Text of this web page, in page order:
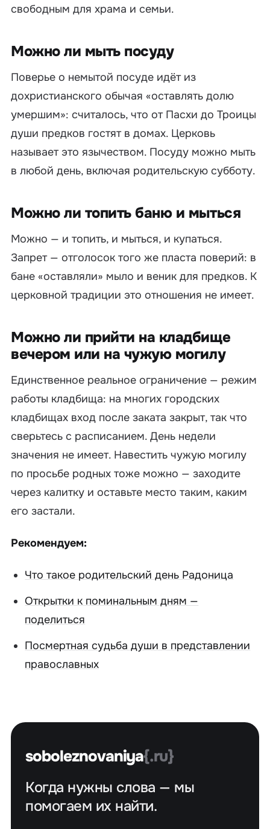
свободным для храма и семьи.
Можно ли мыть посуду
Поверье о немытой посуде идёт из
дохристианского обычая «оставлять долю
умершим»: считалось, что от Пасхи до Троицы
души предков гостят в домах. Церковь
называет это язычеством. Посуду можно мыть
в любой день, включая родительскую субботу.
Можно ли топить баню и мыться
Можно — и топить, и мыться, и купаться.
Запрет — отголосок того же пласта поверий: в
бане «оставляли» мыло и веник для предков. К
церковной традиции это отношения не имеет.
Можно ли прийти на кладбище
вечером или на чужую могилу
Единственное реальное ограничение — режим
работы кладбища: на многих городских
кладбищах вход после заката закрыт, так что
сверьтесь с расписанием. День недели
значения не имеет. Навестить чужую могилу
по просьбе родных тоже можно — заходите
через калитку и оставьте место таким, каким
его застали.
Рекомендуем:
Что такое родительский день Радоница
Открытки к поминальным дням —
поделиться
Посмертная судьба души в представлении
православных
soboleznovaniya{.ru}
Когда нужны слова — мы
помогаем их найти.